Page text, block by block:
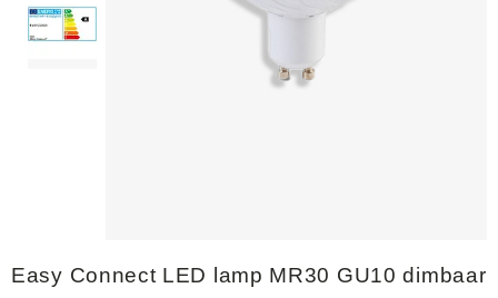
Easy Connect LED lamp MR30 GU10 dimbaar